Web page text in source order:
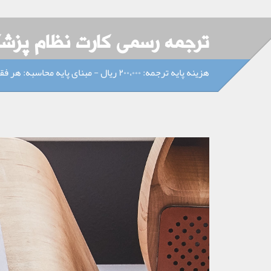
ترجمه رسمی کارت نظام
هزینه پایه ترجمه: ۲۰۰،۰۰۰ ریال - مبنای پایه محاسبه: هر فقره